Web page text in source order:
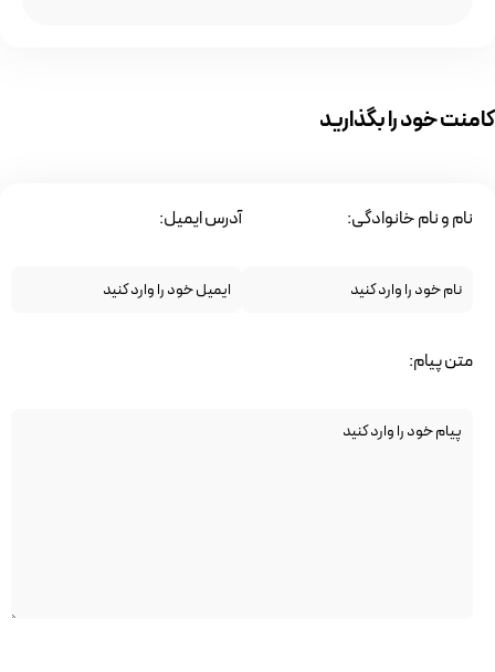
کامنت خود را بگذارید
نام و نام خانوادگی: آدرس ایمیل:
متن پیام: